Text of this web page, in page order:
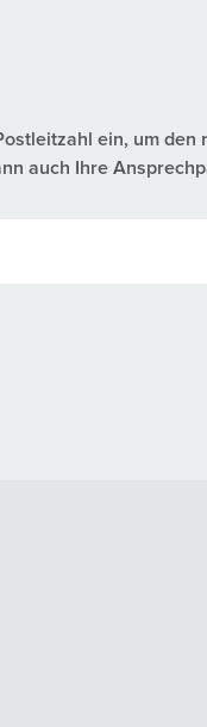
ein, um
auch Ihre